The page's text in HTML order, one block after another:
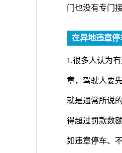
门也没有专门
在异地违章
1.很多人认为
章，驾驶人要
就是通常所说
得超过罚款数
如违章停车、